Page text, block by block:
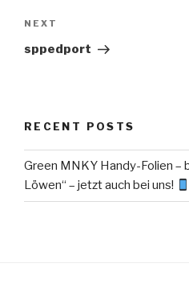
Next
Post
NEXT
sppedport
RECENT POSTS
Green MNKY Handy-Folien –
Löwen“ – jetzt auch bei uns!